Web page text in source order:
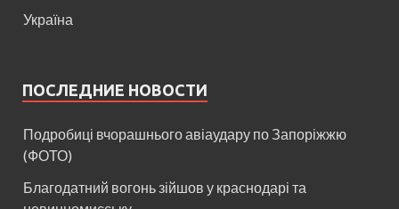
Україна
ПОСЛЕДНИЕ НОВОСТИ
Подробиці вчорашнього авіаудару по Запоріжжю
(ФОТО)
Благодатний вогонь зійшов у краснодарі та